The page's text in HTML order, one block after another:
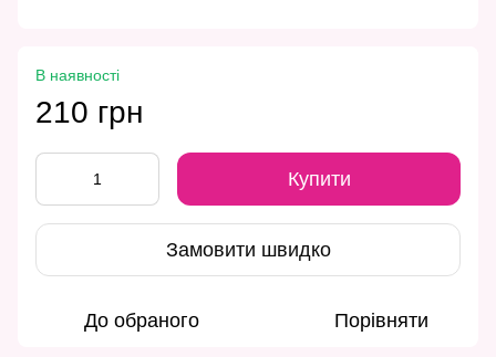
В наявності
210 грн
Купити
Замовити швидко
До обраного Порівняти